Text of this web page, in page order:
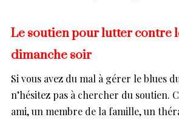
Le soutien pour lutter contre
dimanche soir
Si vous avez du mal à gérer le blues
n’hésitez pas à chercher du soutien.
ami, un membre de la famille, un